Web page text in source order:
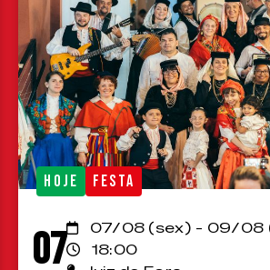
HOJE FESTA
07
07/08 (sex) - 09/08
18:00